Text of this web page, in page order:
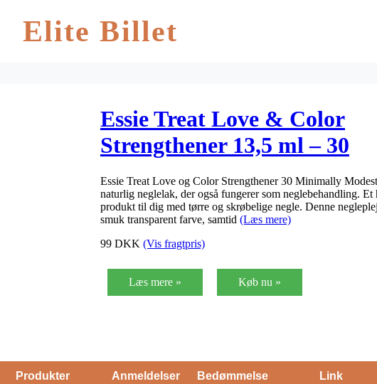
Elite Billet
Essie Treat Love & Color
Strengthener 13,5 ml – 30
Minimally Modest
Essie Treat Love og Color Strengthener 30 Minimally
naturlig neglelak, der også fungerer som neglebehandling. Et
produkt til dig med tørre og skrøbelige negle. Denne
smuk transparent farve, samtid (Læs mere)
99 DKK (Vis fragtpris)
Læs mere » Køb nu »
Produkter Anmeldelser Bedømmelse Link